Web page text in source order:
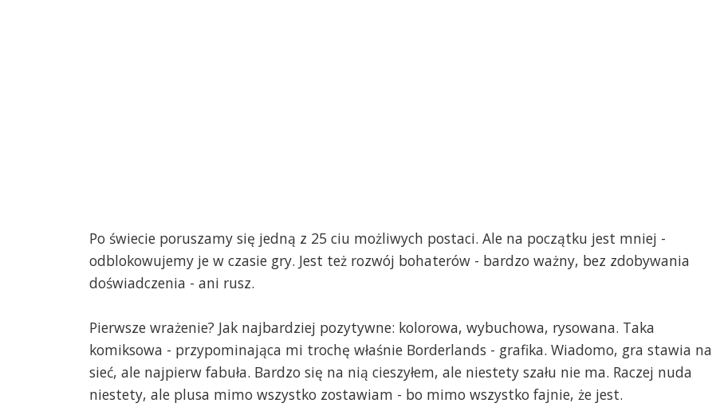
Po świecie poruszamy się jedną z 25 ciu możliwych postaci. Ale na początku jest mniej -
odblokowujemy je w czasie gry. Jest też rozwój bohaterów - bardzo ważny, bez zdobywania
doświadczenia - ani rusz.
Pierwsze wrażenie? Jak najbardziej pozytywne: kolorowa, wybuchowa, rysowana. Taka
komiksowa - przypominająca mi trochę właśnie Borderlands - grafika. Wiadomo, gra stawia na
sieć, ale najpierw fabuła. Bardzo się na nią cieszyłem, ale niestety szału nie ma. Raczej nuda
niestety, ale plusa mimo wszystko zostawiam - bo mimo wszystko fajnie, że jest.